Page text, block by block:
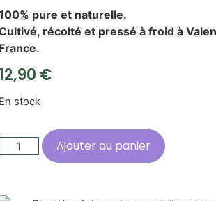
pure et naturelle.
récolté et pressé à froid à
France.
12,90 €
En stock
Ajouter au panier